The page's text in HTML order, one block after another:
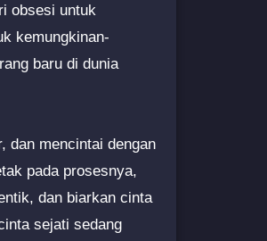
obsesi untuk
kemungkinan-
baru di dunia
dan mencintai dengan
pada prosesnya,
dan biarkan cinta
sejati sedang